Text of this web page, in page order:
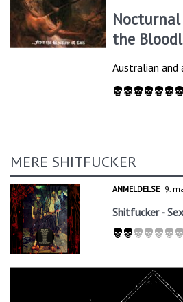
Nocturnal
the
Australian and
MERE SHITFUCKER
ANMELDELSE 9.
Shitfucker -